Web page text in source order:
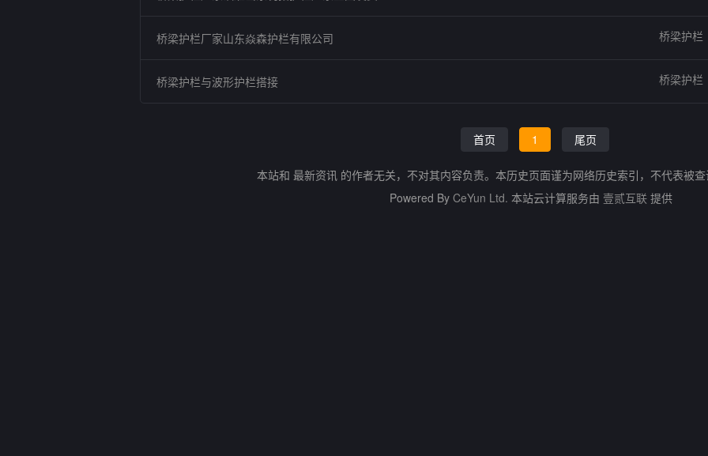
桥梁护栏厂家山东焱森护栏有限公司 桥梁护栏
桥梁护栏与波形护栏搭接 桥梁护栏
首页 1 尾页
本站和 最新资讯 的作者无关，不对其内容负责。本历史页面谨为网络历史索引，不代表被查
Powered By CeYun Ltd. 本站云计算服务由 壹贰互联 提供